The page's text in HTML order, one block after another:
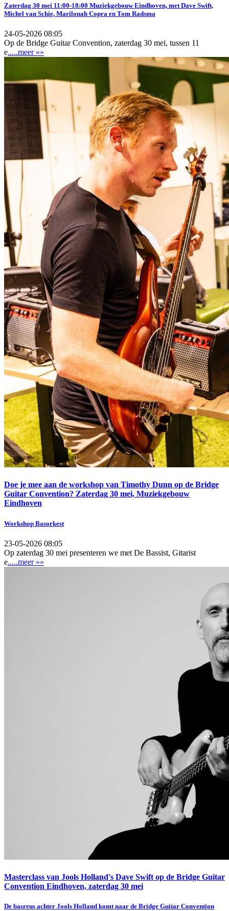
Zaterdag 30 mei 11:00-18:00 Muziekgebouw Eindhoven, met Dave Swift,
Michel van Schie, Marilonah Copra en Tom Radsma
24-05-2026 08:05
Op de Bridge Guitar Convention, zaterdag 30 mei, tussen 11
e.....meer »»
Doe je mee aan de workshop van Timothy Dunn op de Bridge
Guitar Convention? Zaterdag 30 mei, Muziekgebouw
Eindhoven
Workshop Basorkest
23-05-2026 08:05
Op zaterdag 30 mei presenteren we met De Bassist, Gitarist
e.....meer »»
Masterclass van Jools Holland's Dave Swift op de Bridge Guitar
Convention Eindhoven, zaterdag 30 mei
De basreus achter Jools Holland komt naar de Bridge Guitar Convention